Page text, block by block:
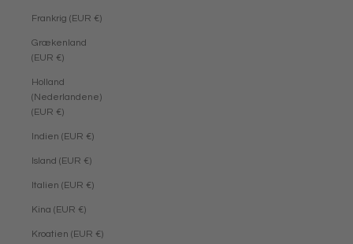
Frankrig (EUR €)
Grækenland
(EUR €)
Holland
(Nederlandene)
(EUR €)
Indien (EUR €)
Island (EUR €)
Italien (EUR €)
Kina (EUR €)
Kroatien (EUR €)